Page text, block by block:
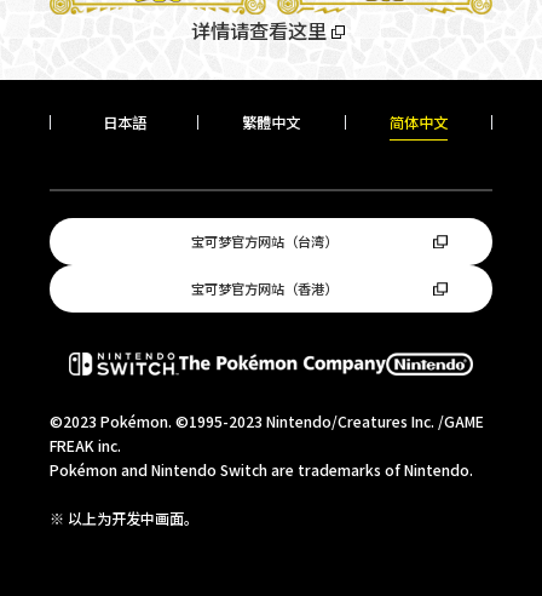
详情请查看这里
日本語 繁體中文 简体中文
宝可梦官方网站（台湾）
宝可梦官方网站（香港）
©2023 Pokémon. ©1995-2023 Nintendo/Creatures Inc. /GAME
FREAK inc.
Pokémon and Nintendo Switch are trademarks of Nintendo.
※ 以上为开发中画面。